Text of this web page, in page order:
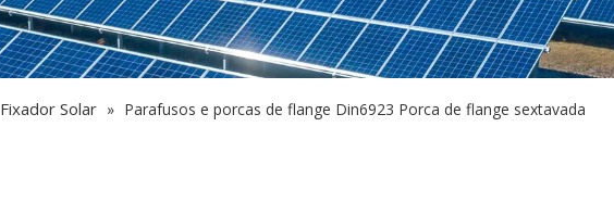
Fixador Solar » Parafusos e porcas de flange Din6923 Porca de flange sextavada